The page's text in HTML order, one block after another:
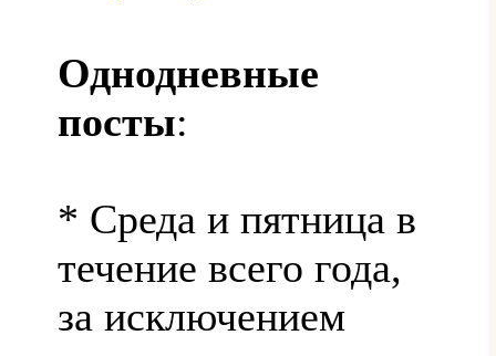
Однодневные
посты:
* Среда и пятница в
течение всего года,
за исключением